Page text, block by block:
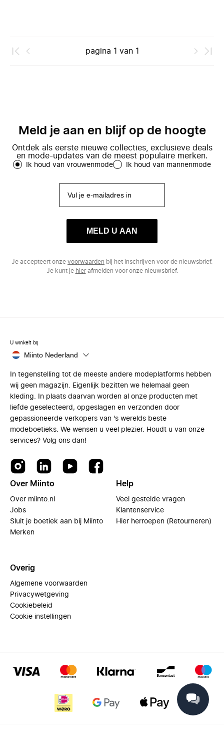
pagina 1 van 1
Meld je aan en blijf op de hoogte
Ontdek als eerste nieuwe collecties, exclusieve deals
en mode-updates van de meest populaire merken.
Ik houd van vrouwenmode Ik houd van mannenmode
MELD U AAN
Je accepteert onze voorwaarden bij het inschrijven voor de nieuwsbrief.
Je kunt je hierafmelden voor onze nieuwsbrief.
U winkelt bij
Miinto Nederland
In tegenstelling tot de meeste andere modeplatforms hebben
wij geen magazijn. Eigenlijk bezitten we helemaal geen
kleding. In plaats daarvan worden al onze producten met
liefde geselecteerd, opgeslagen en verzonden door
gepassioneerde verkopers van 's werelds beste
modeboetieks. We wensen u veel plezier. Houdt u van onze
services? Volg ons dan!
Over Miinto
Over miinto.nl
Jobs
Sluit je boetiek aan bij Miinto
Merken
Help
Veel gestelde vragen
Klantenservice
Hier herroepen (Retourneren)
Overig
Algemene voorwaarden
Privacywetgeving
Cookiebeleid
Cookie instellingen